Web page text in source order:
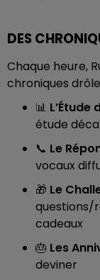
DES
Chaque heure,
chroniques
📊 L’Étude
étude
📞 Le
vocaux
🎁 Le
questions/
cadeaux
🎂 Les
deviner